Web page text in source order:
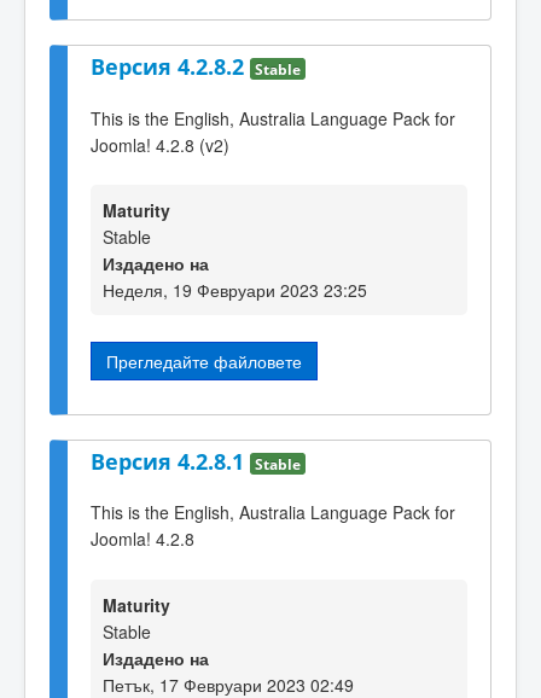
Версия 4.2.8.2 Stable
This is the English, Australia Language Pack for
Joomla! 4.2.8 (v2)
Maturity
Stable
Издадено на
Неделя, 19 Февруари 2023 23:25
Прегледайте файловете
Версия 4.2.8.1 Stable
This is the English, Australia Language Pack for
Joomla! 4.2.8
Maturity
Stable
Издадено на
Петък, 17 Февруари 2023 02:49